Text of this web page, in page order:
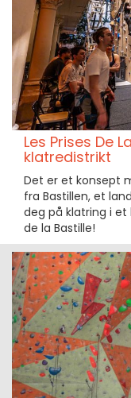
Les Prises De
klatredistrikt
Det er et konsept
fra Bastillen, et
deg på klatring i et
de la Bastille!